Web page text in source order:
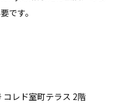
です。
レド室町テラス 2階